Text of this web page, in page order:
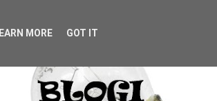
MORE GOT IT